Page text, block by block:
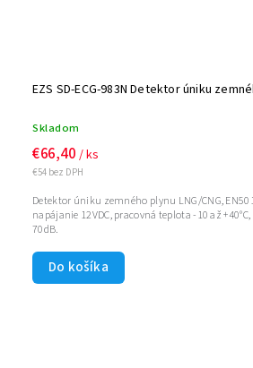
EZS SD-ECG-983N Detektor úniku
Skladom
€54 bez DPH
€66,40 / ks
Do košíka
Detektor úniku zemného plynu LNG/CNG,
napájanie 12VDC, pracovná teplota -10 až
70dB.